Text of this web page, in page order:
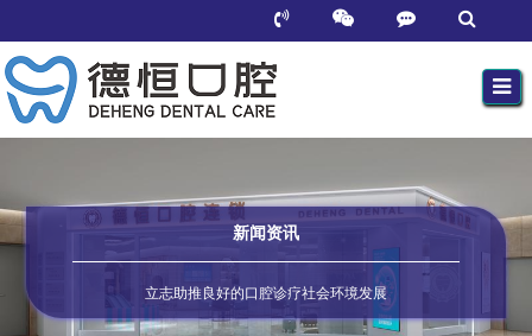
新闻资讯
立志助推良好的口腔诊疗社会环境发展